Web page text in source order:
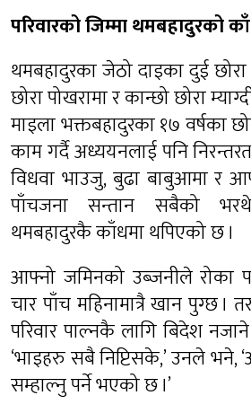
परिवारको जिम्मा थमबहादुरको
थमबहादुरका जेठो दाइका दुई
छोरा पोखरामा र कान्छो छोरा
माइला भक्तबहादुरका १७ वर्षका
काम गर्दै अध्ययनलाई पनि
विधवा भाउजु, बुढा बाबुआमा र
पाँचजना सन्तान सबैको
थमबहादुरकै काँधमा थपिएको छ ।
आफ्नो जमिनको उब्जनीले रोका
चार पाँच महिनामात्रै खान पुग्छ ।
परिवार पाल्नकै लागि बिदेश
‘भाइहरु सबै निप्टिसके,’ उनले भने,
सम्हाल्नु पर्ने भएको छ ।’